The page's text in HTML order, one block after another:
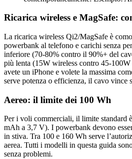
Ricarica wireless e MagSafe:
La ricarica wireless Qi2/MagSafe è
powerbank al telefono e carichi senza
inferiore (70-80% contro il 90%+ del
più lenta (15W wireless contro 45-100W
avete un iPhone e volete la massima
serve potenza o efficienza, il cavo vince
Aereo: il limite dei 100 Wh
Per i voli commerciali, il limite standard è
mAh a 3,7 V). I powerbank devono
in stiva. Tra 100 e 160 Wh serve
aerea. Tutti i modelli in questa guida
senza problemi.